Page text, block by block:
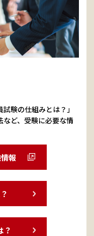
験の仕組みとは？」
ど、受験に必要な情
報
？